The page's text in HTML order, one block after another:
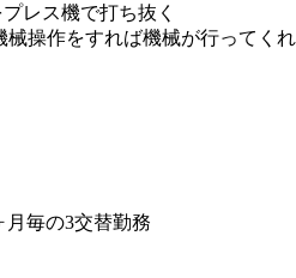
レス機で打ち抜く
操作をすれば機械が行ってく
毎の3交替勤務